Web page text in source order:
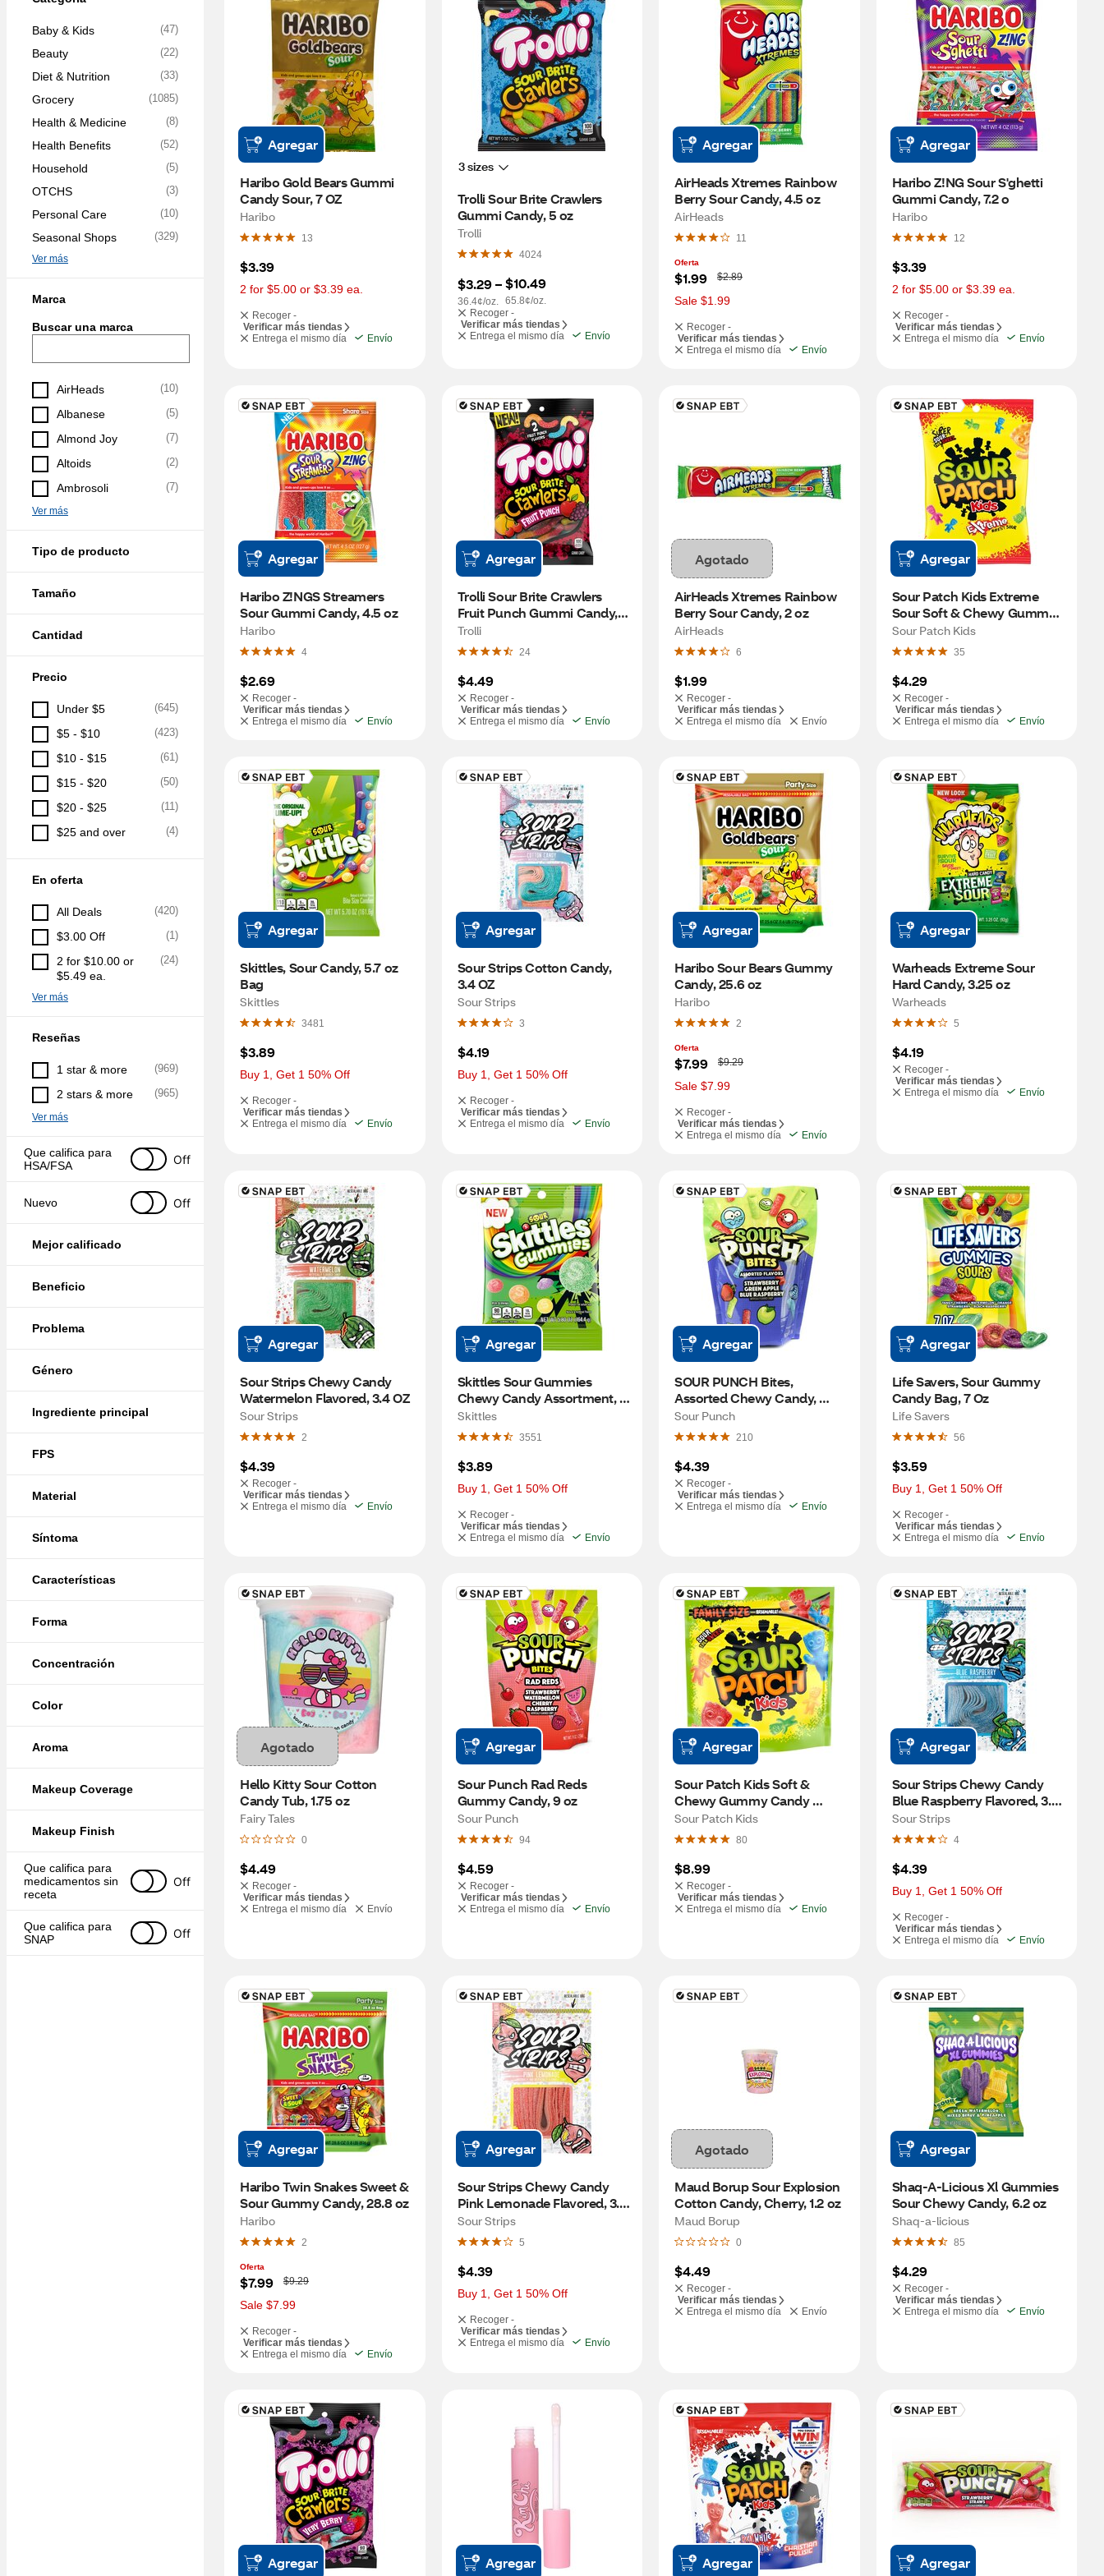
Baby & Kids (47)
Beauty (22)
Diet & Nutrition (33)
Grocery (1085)
Health & Medicine (8)
Health Benefits (52)
Household (5)
OTCHS (3)
Personal Care (10)
Seasonal Shops (329)
Ver más
Marca
Buscar una marca
AirHeads (10)
Albanese (5)
Almond Joy (7)
Altoids (2)
Ambrosoli (7)
Ver más
Tipo de producto
Tamaño
Cantidad
Precio
Under $5 (645)
$5 - $10 (423)
$10 - $15 (61)
$15 - $20 (50)
$20 - $25 (11)
$25 and over (4)
En oferta
All Deals (420)
$3.00 Off (1)
2 for $10.00 or
$5.49 ea.
(24)
Ver más
Reseñas
1 star & more (969)
2 stars & more (965)
Ver más
Que califica para
HSA/FSA
Off
Nuevo Off
Mejor calificado
Beneficio
Problema
Género
Ingrediente principal
FPS
Material
Síntoma
Características
Forma
Concentración
Color
Aroma
Makeup Coverage
Makeup Finish
Que califica para
medicamentos sin
receta
Off
Que califica para
SNAP
Off
Agregar
Haribo Gold Bears Gummi
Candy Sour, 7 OZ
Haribo
13
$3.39
2 for $5.00 or $3.39 ea.
Recoger -
Verificar más tiendas
Entrega el mismo día
Envío
3 sizes
Trolli Sour Brite Crawlers
Gummi Candy, 5 oz
Trolli
4024
$3.29 –
36.4¢/oz.
$10.49
65.8¢/oz.
Recoger -
Verificar más tiendas
Entrega el mismo día
Envío
Agregar
AirHeads Xtremes Rainbow
Berry Sour Candy, 4.5 oz
AirHeads
11
Oferta
$1.99
W
a
s
$2.89
Sale $1.99
Recoger -
Verificar más tiendas
Entrega el mismo día
Envío
Agregar
Haribo Z!NG Sour S'ghetti
Gummi Candy, 7.2 o
Haribo
12
$3.39
2 for $5.00 or $3.39 ea.
Recoger -
Verificar más tiendas
Entrega el mismo día
Envío
Agregar
Haribo Z!NGS Streamers
Sour Gummi Candy, 4.5 oz
Haribo
4
$2.69
Recoger -
Verificar más tiendas
Entrega el mismo día
Envío
Agregar
Trolli Sour Brite Crawlers
Fruit Punch Gummi Candy,
7.2 oz
Trolli
24
$4.49
Recoger -
Verificar más tiendas
Entrega el mismo día
Envío
Agotado
AirHeads Xtremes Rainbow
Berry Sour Candy, 2 oz
AirHeads
6
$1.99
Recoger -
Verificar más tiendas
Entrega el mismo día
Envío
Agregar
Sour Patch Kids Extreme
Sour Soft & Chewy Gummy
Candy, 7.2 OZ
Sour Patch Kids
35
$4.29
Recoger -
Verificar más tiendas
Entrega el mismo día
Envío
Agregar
Skittles, Sour Candy, 5.7 oz
Bag
Skittles
3481
$3.89
Buy 1, Get 1 50% Off
Recoger -
Verificar más tiendas
Entrega el mismo día
Envío
Agregar
Sour Strips Cotton Candy,
3.4 OZ
Sour Strips
3
$4.19
Buy 1, Get 1 50% Off
Recoger -
Verificar más tiendas
Entrega el mismo día
Envío
Agregar
Haribo Sour Bears Gummy
Candy, 25.6 oz
Haribo
2
Oferta
$7.99
W
a
s
$9.29
Sale $7.99
Recoger -
Verificar más tiendas
Entrega el mismo día
Envío
Agregar
Warheads Extreme Sour
Hard Candy, 3.25 oz
Warheads
5
$4.19
Recoger -
Verificar más tiendas
Entrega el mismo día
Envío
Agregar
Sour Strips Chewy Candy
Watermelon Flavored, 3.4 OZ
Sour Strips
2
$4.39
Recoger -
Verificar más tiendas
Entrega el mismo día
Envío
Agregar
Skittles Sour Gummies
Chewy Candy Assortment,
5.8 OZ
Skittles
3551
$3.89
Buy 1, Get 1 50% Off
Recoger -
Verificar más tiendas
Entrega el mismo día
Envío
Agregar
SOUR PUNCH Bites,
Assorted Chewy Candy,
Resealable 9oz
Sour Punch
210
$4.39
Recoger -
Verificar más tiendas
Entrega el mismo día
Envío
Agregar
Life Savers, Sour Gummy
Candy Bag, 7 Oz
Life Savers
56
$3.59
Buy 1, Get 1 50% Off
Recoger -
Verificar más tiendas
Entrega el mismo día
Envío
Agotado
Hello Kitty Sour Cotton
Candy Tub, 1.75 oz
Fairy Tales
0
$4.49
Recoger -
Verificar más tiendas
Entrega el mismo día
Envío
Agregar
Sour Punch Rad Reds
Gummy Candy, 9 oz
Sour Punch
94
$4.59
Recoger -
Verificar más tiendas
Entrega el mismo día
Envío
Agregar
Sour Patch Kids Soft &
Chewy Gummy Candy
Family Size Bulk Candy, 1.8
LB
Sour Patch Kids
80
$8.99
Recoger -
Verificar más tiendas
Entrega el mismo día
Envío
Agregar
Sour Strips Chewy Candy
Blue Raspberry Flavored, 3.4
OZ
Sour Strips
4
$4.39
Buy 1, Get 1 50% Off
Recoger -
Verificar más tiendas
Entrega el mismo día
Envío
Agregar
Haribo Twin Snakes Sweet &
Sour Gummy Candy, 28.8 oz
Haribo
2
Oferta
$7.99
W
a
s
$9.29
Sale $7.99
Recoger -
Verificar más tiendas
Entrega el mismo día
Envío
Agregar
Sour Strips Chewy Candy
Pink Lemonade Flavored, 3.4
OZ
Sour Strips
5
$4.39
Buy 1, Get 1 50% Off
Recoger -
Verificar más tiendas
Entrega el mismo día
Envío
Agotado
Maud Borup Sour Explosion
Cotton Candy, Cherry, 1.2 oz
Maud Borup
0
$4.49
Recoger -
Verificar más tiendas
Entrega el mismo día
Envío
Agregar
Shaq-A-Licious Xl Gummies
Sour Chewy Candy, 6.2 oz
Shaq-a-licious
85
$4.29
Recoger -
Verificar más tiendas
Entrega el mismo día
Envío
Agregar Agregar Agregar Agregar